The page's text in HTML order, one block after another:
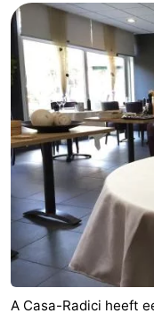
A Casa-Radici heeft